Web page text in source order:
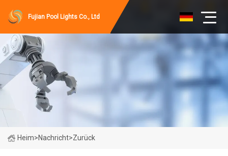
Fujian Pool Lights Co., Ltd
Heim>Nachricht>Zurück